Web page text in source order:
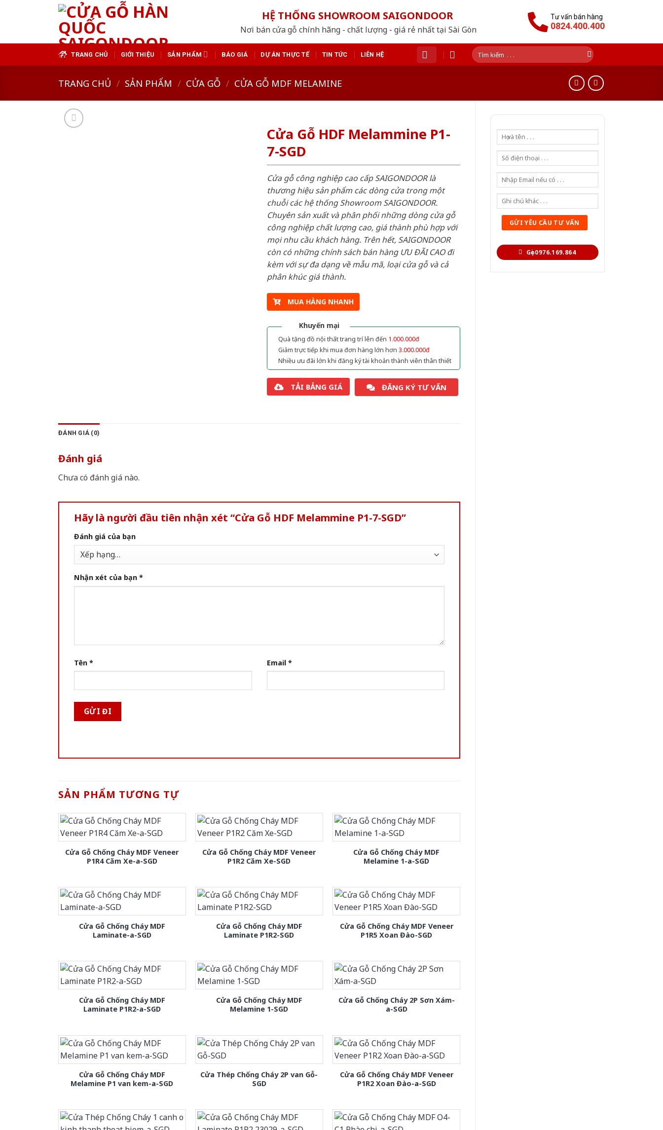
HỆ THỐNG SHOWROOM SAIGONDOOR
Nơi bán cửa gỗ chính hãng - chất lượng - giá rẻ nhất tại Sài Gòn
Tư vấn bán hàng
0824.400.400
TRANG CHỦ GIỚI THIỆU SẢN PHẨM BÁO GIÁ DỰ ÁN THỰC TẾ TIN TỨC LIÊN HỆ
Tìm
kiếm:
TRANG CHỦ / SẢN PHẨM / CỬA GỖ / CỬA GỖ MDF MELAMINE
Gọi 0976.169.864
Cửa Gỗ HDF Melammine P1-
7-SGD
Cửa gỗ công nghiệp cao cấp SAIGONDOOR là
thương hiệu sản phẩm các dòng cửa trong một
chuỗi các hệ thống Showroom SAIGONDOOR.
Chuyên sản xuất và phân phối những dòng cửa gỗ
công nghiệp chất lượng cao, giá thành phù hợp với
mọi nhu cầu khách hàng. Trên hết, SAIGONDOOR
còn có những chính sách bán hàng ƯU ĐÃI CAO đi
kèm với sự đa dạng về mẫu mã, loại cửa gỗ và cả
phân khúc giá thành.
MUA HÀNG NHANH
Khuyến mại
Quà tặng đồ nội thất trang trí lên đến 1.000.000đ
Giảm trực tiếp khi mua đơn hàng lớn hơn 3.000.000đ
Nhiều ưu đãi lớn khi đăng ký tài khoản thành viên thân thiết
TẢI BẢNG GIÁ ĐĂNG KÝ TƯ VẤN
ĐÁNH GIÁ (0)
Đánh giá
Chưa có đánh giá nào.
Hãy là người đầu tiên nhận xét “Cửa Gỗ HDF Melammine P1-7-SGD”
Đánh giá của bạn
Nhận xét của bạn *
Tên * Email *
SẢN PHẨM TƯƠNG TỰ
Cửa Gỗ Chống Cháy MDF Veneer
P1R4 Căm Xe-a-SGD
Cửa Gỗ Chống Cháy MDF Veneer
P1R2 Căm Xe-SGD
Cửa Gỗ Chống Cháy MDF
Melamine 1-a-SGD
Cửa Gỗ Chống Cháy MDF
Laminate-a-SGD
Cửa Gỗ Chống Cháy MDF
Laminate P1R2-SGD
Cửa Gỗ Chống Cháy MDF Veneer
P1R5 Xoan Đào-SGD
Cửa Gỗ Chống Cháy MDF
Laminate P1R2-a-SGD
Cửa Gỗ Chống Cháy MDF
Melamine 1-SGD
Cửa Gỗ Chống Cháy 2P Sơn Xám-
a-SGD
Cửa Gỗ Chống Cháy MDF
Melamine P1 van kem-a-SGD
Cửa Thép Chống Cháy 2P van Gỗ-
SGD
Cửa Gỗ Chống Cháy MDF Veneer
P1R2 Xoan Đào-a-SGD